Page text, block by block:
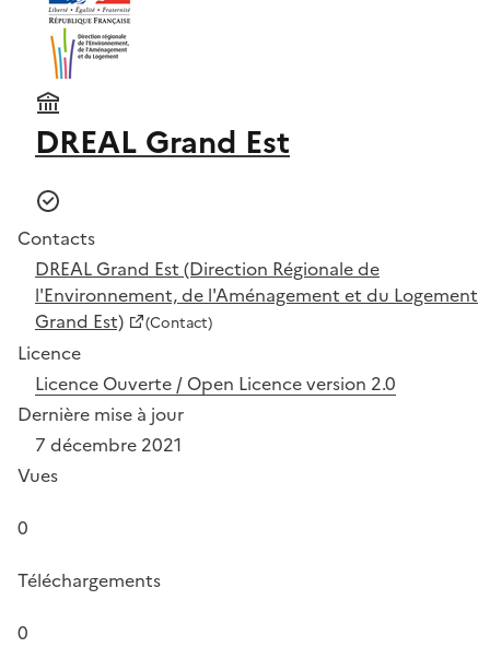
DREAL Grand Est
Contacts
DREAL Grand Est (Direction Régionale de
l'Environnement, de l'Aménagement et du Logement
Grand Est)
(Contact)
Licence
Licence Ouverte / Open Licence version 2.0
Dernière mise à jour
7 décembre 2021
Vues
0
Téléchargements
0